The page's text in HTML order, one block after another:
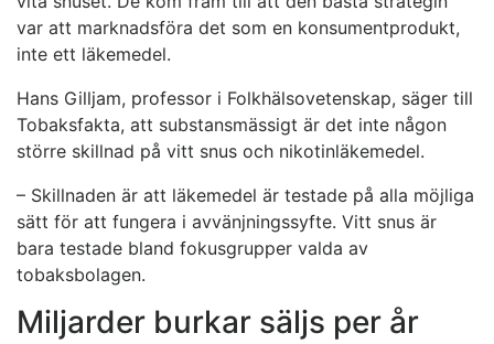
var att marknadsföra det som en konsumentprodukt,
inte ett läkemedel.
Hans Gilljam, professor i Folkhälsovetenskap, säger till
Tobaksfakta, att substansmässigt är det inte någon
större skillnad på vitt snus och nikotinläkemedel.
– Skillnaden är att läkemedel är testade på alla möjliga
sätt för att fungera i avvänjningssyfte. Vitt snus är
bara testade bland fokusgrupper valda av
tobaksbolagen.
Miljarder burkar säljs per år